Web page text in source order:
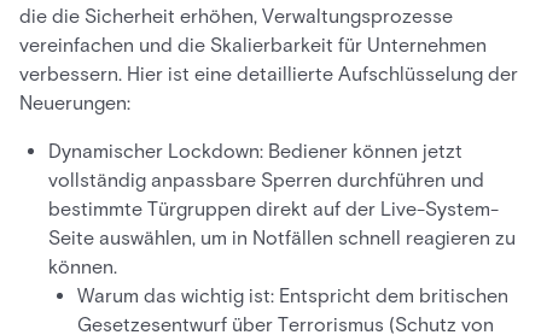
die die Sicherheit erhöhen, Verwaltungsprozesse
vereinfachen und die Skalierbarkeit für Unternehmen
verbessern. Hier ist eine detaillierte Aufschlüsselung der
Neuerungen:
Dynamischer Lockdown: Bediener können jetzt
vollständig anpassbare Sperren durchführen und
bestimmte Türgruppen direkt auf der Live-System-
Seite auswählen, um in Notfällen schnell reagieren zu
können.
Warum das wichtig ist: Entspricht dem britischen
Gesetzesentwurf über Terrorismus (Schutz von